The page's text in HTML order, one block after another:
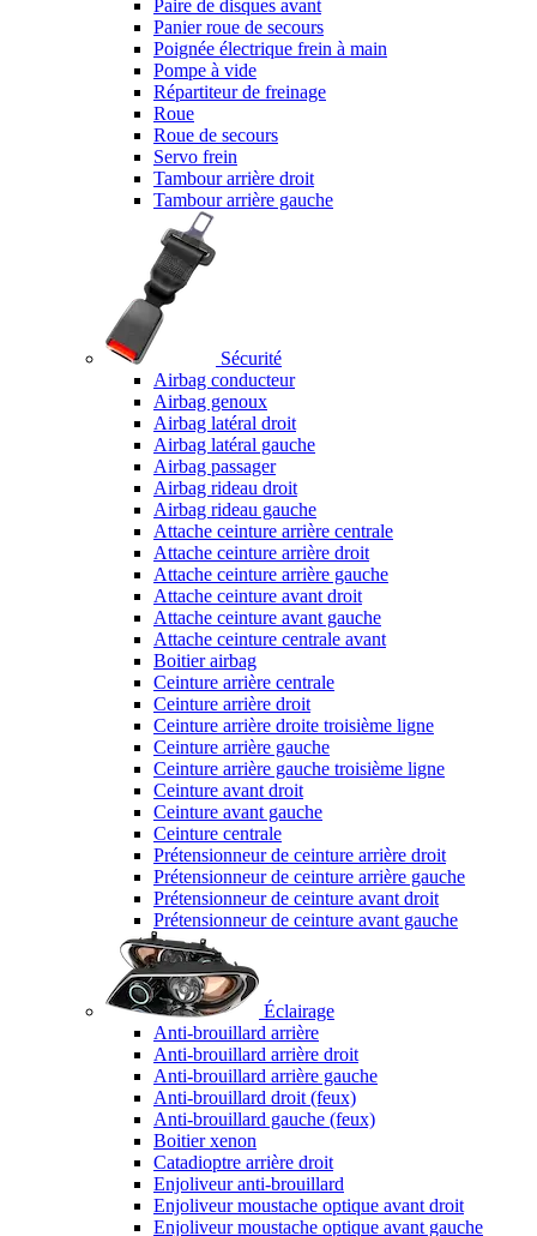
Paire de disques avant
Panier roue de secours
Poignée électrique frein à main
Pompe à vide
Répartiteur de freinage
Roue
Roue de secours
Servo frein
Tambour arrière droit
Tambour arrière gauche
Sécurité
Airbag conducteur
Airbag genoux
Airbag latéral droit
Airbag latéral gauche
Airbag passager
Airbag rideau droit
Airbag rideau gauche
Attache ceinture arrière centrale
Attache ceinture arrière droit
Attache ceinture arrière gauche
Attache ceinture avant droit
Attache ceinture avant gauche
Attache ceinture centrale avant
Boitier airbag
Ceinture arrière centrale
Ceinture arrière droit
Ceinture arrière droite troisième ligne
Ceinture arrière gauche
Ceinture arrière gauche troisième ligne
Ceinture avant droit
Ceinture avant gauche
Ceinture centrale
Prétensionneur de ceinture arrière droit
Prétensionneur de ceinture arrière gauche
Prétensionneur de ceinture avant droit
Prétensionneur de ceinture avant gauche
Éclairage
Anti-brouillard arrière
Anti-brouillard arrière droit
Anti-brouillard arrière gauche
Anti-brouillard droit (feux)
Anti-brouillard gauche (feux)
Boitier xenon
Catadioptre arrière droit
Enjoliveur anti-brouillard
Enjoliveur moustache optique avant droit
Enjoliveur moustache optique avant gauche